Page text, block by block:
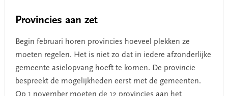
Provincies aan zet
Begin februari horen provincies hoeveel plekken ze
moeten regelen. Het is niet zo dat in iedere afzonderlijke
gemeente asielopvang hoeft te komen. De provincie
bespreekt de mogelijkheden eerst met de gemeenten.